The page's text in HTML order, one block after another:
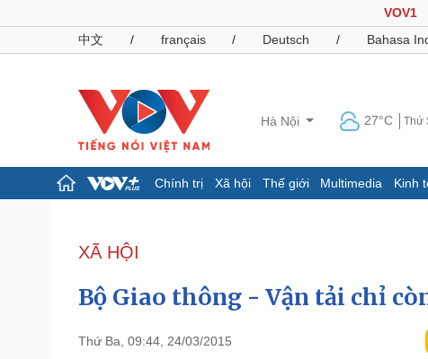
VOV1
中文
/ français / Deutsch / Bahasa
Hà Nội 27°C Thứ
Chính trị Xã hội Thế giới Multimedia Kinh
Đảng
Tổ chức nhân sự
Nhận diện sự thật
Dấu ấn VOV
XÃ HỘI
Bộ Giao thông - Vận tải chỉ
Thứ Ba, 09:44, 24/03/2015